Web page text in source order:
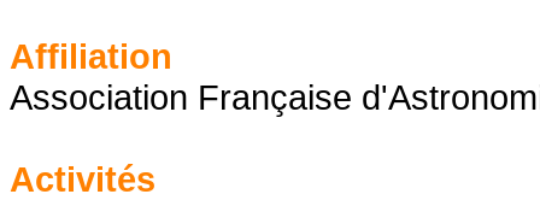
Affiliation
Association Française
Activités